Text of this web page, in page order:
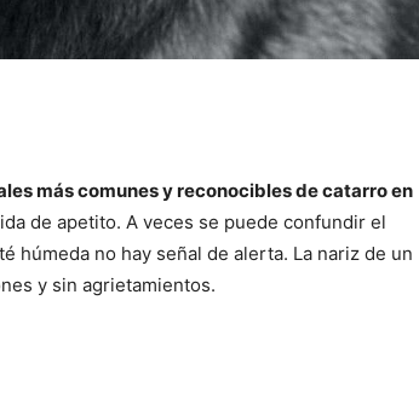
más comunes y reconocibles de catarro en
de apetito. A veces se puede confundir el
húmeda no hay señal de alerta. La nariz de un
y sin agrietamientos.